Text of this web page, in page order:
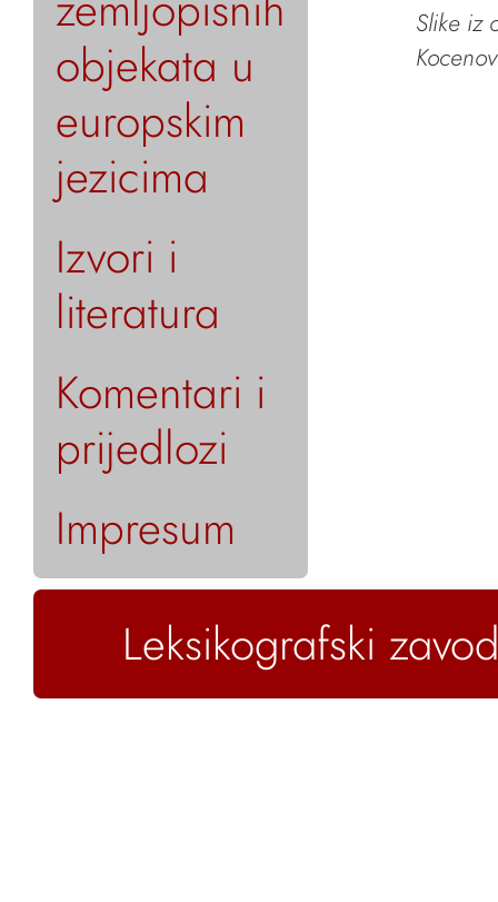
objekata u
europskim
jezicima
Izvori i
literatura
Komentari i
prijedlozi
Impresum
Slike iz
Leksikografski